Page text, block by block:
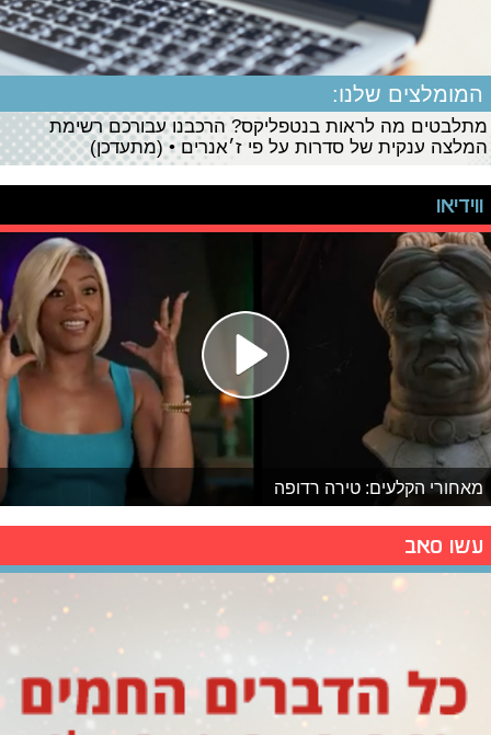
המומלצים שלנו:
מתלבטים מה לראות בנטפליקס? הרכבנו עבורכם רשימת
המלצה ענקית של סדרות על פי ז׳אנרים • (מתעדכן)
ווידיאו
מאחורי הקלעים: טירה רדופה
עשו סאב